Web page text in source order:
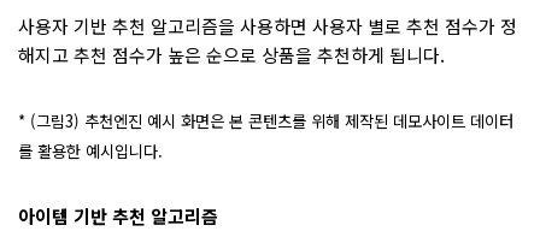
사용자 기반 추천 알고리즘을 사용하면 사용자 별로 추천 점수가 정
해지고 추천 점수가 높은 순으로 상품을 추천하게 됩니다.
* (그림3) 추천엔진 예시 화면은 본 콘텐츠를 위해 제작된 데모사이트 데이터
를 활용한 예시입니다.
아이템 기반 추천 알고리즘